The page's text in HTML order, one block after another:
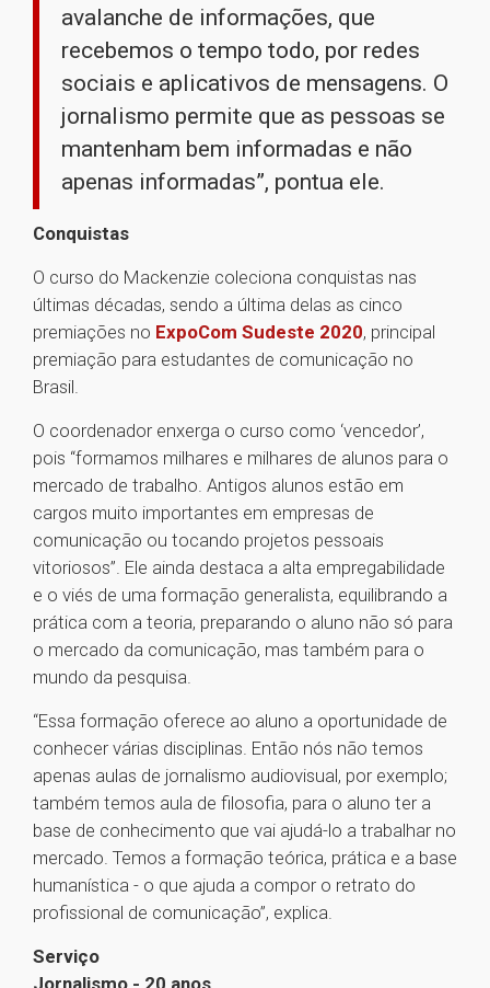
avalanche de informações, que
recebemos o tempo todo, por redes
sociais e aplicativos de mensagens. O
jornalismo permite que as pessoas se
mantenham bem informadas e não
apenas informadas”, pontua ele.
Conquistas
O curso do Mackenzie coleciona conquistas nas
últimas décadas, sendo a última delas as cinco
premiações no ExpoCom Sudeste 2020, principal
premiação para estudantes de comunicação no
Brasil.
O coordenador enxerga o curso como ‘vencedor’,
pois “formamos milhares e milhares de alunos para o
mercado de trabalho. Antigos alunos estão em
cargos muito importantes em empresas de
comunicação ou tocando projetos pessoais
vitoriosos”. Ele ainda destaca a alta empregabilidade
e o viés de uma formação generalista, equilibrando a
prática com a teoria, preparando o aluno não só para
o mercado da comunicação, mas também para o
mundo da pesquisa.
“Essa formação oferece ao aluno a oportunidade de
conhecer várias disciplinas. Então nós não temos
apenas aulas de jornalismo audiovisual, por exemplo;
também temos aula de filosofia, para o aluno ter a
base de conhecimento que vai ajudá-lo a trabalhar no
mercado. Temos a formação teórica, prática e a base
humanística - o que ajuda a compor o retrato do
profissional de comunicação”, explica.
Serviço